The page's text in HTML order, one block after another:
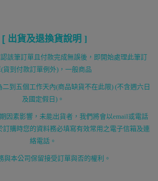
[ 出貨及退換貨說明 ]
該筆訂單且付款完成無誤後，即開始處理此筆訂
(貨到付款訂單例外) ，一般商品
二到五個工作天內(商品缺貨不在此限) (不含週六日
及國定假日 ) 。
因素影響，未能出貨者，我們將會以email或電話
訂購時您的資料務必填寫有效常用之電子信箱及連
絡電話。
與本公司保留接受訂單與否的權利。